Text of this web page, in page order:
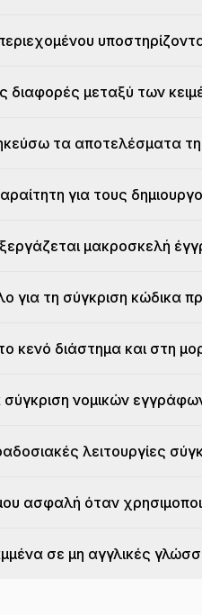
διαφορές μεταξύ των
τα αποτελέσματα
για τους
μακροσκελή
για τη σύγκριση κώδικα
κενό διάστημα και στη
νομικών
λειτουργίες
ασφαλή όταν
σε μη αγγλικές